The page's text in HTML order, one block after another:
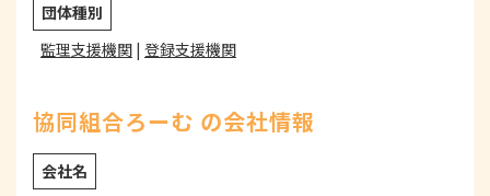
団体種別
監理支援機関 | 登録支援機関
協同組合ろーむ の会社情報
会社名